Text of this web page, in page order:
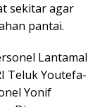
sekitar agar
pantai.
Lantamal
Teluk Youtefa-
Yonif